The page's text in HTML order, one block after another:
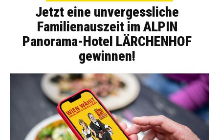
Jetzt eine unvergessliche
Familienauszeit im ALPIN
Panorama-Hotel LÄRCHENHOF
gewinnen!